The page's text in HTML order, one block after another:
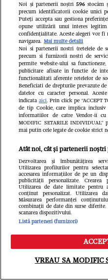
Ce s-a întâmplat
Cornel Luchian
Insula iubirii. S-
devenit părinții
însărcinată cu
Meniu Caută
Noi și partenerii noștri 596stocăm
precum identificatorii cookie unici
Puteți accepta sau gestiona
opune utilizării unui interes
confidențialitate. Aceste alegeri vor
navigarea. Mai multe detalii
Noi si partenerii nostri (retelele de
precum si furnizorii nostri de
permite website-ului sa
publicitare afisate in functie de
functionalitati aferente retelelor de
Beneficiati de drepturile prevazute
datelor cu caracter personal.
indicataaici. Prin click pe “ACCEPT
de tip Cookie, care implica inclusiv
informatiilor de catre Vendor-ii
MODIFIC SETARILE
mai putin cele legate de cookie strict
Atât noi, cât și partenerii
Dezvoltarea și îmbunătățirea
Utilizarea profilurilor pentru
accesarea informațiilor de pe un
publicității personalizate.
Utilizarea de date limitate pentru
conținut personalizat. Utilizarea
Măsurarea performanței
combinații de date din surse
scanarea dispozitivului.
Listă parteneri (furnizori)
VREAU SA MODIFIC